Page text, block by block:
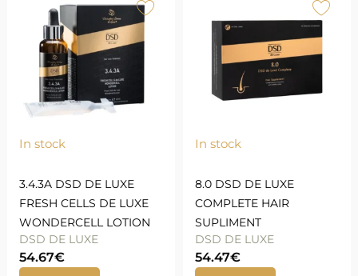
In stock
3.4.3A DSD DE LUXE
FRESH CELLS DE LUXE
WONDERCELL LOTION
DSD DE LUXE
54.67€
In stock
8.0 DSD DE LUXE
COMPLETE HAIR
SUPLIMENT
DSD DE LUXE
54.47€